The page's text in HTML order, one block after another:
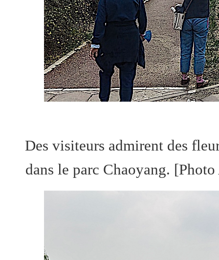
Des visiteurs admirent des
dans le parc Chaoyang.